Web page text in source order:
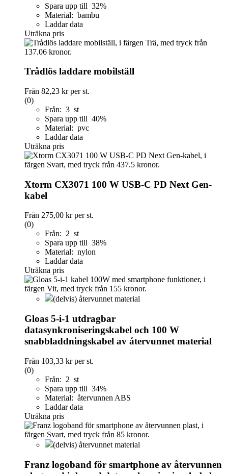
Spara upp till 32%
Material: bambu
Laddar data
Uträkna pris
Trådlös laddare mobilställ
Från 82,23 krper st.
(0)
Från: 3 st
Spara upp till 40%
Material: pvc
Laddar data
Uträkna pris
Xtorm CX3071 100 W USB-C PD Next Gen-
kabel
Från 275,00 krper st.
(0)
Från: 2 st
Spara upp till 38%
Material: nylon
Laddar data
Uträkna pris
(delvis) återvunnet material
Gloas 5-i-1 utdragbar
datasynkroniseringskabel och 100 W
snabbladdningskabel av återvunnet material
Från 103,33 krper st.
(0)
Från: 2 st
Spara upp till 34%
Material: återvunnen ABS
Laddar data
Uträkna pris
(delvis) återvunnet material
Franz logoband för smartphone av återvunnen